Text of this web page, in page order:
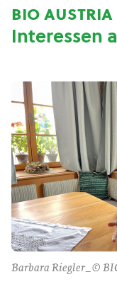
bio austria
Interessen
Barbara Riegler_©